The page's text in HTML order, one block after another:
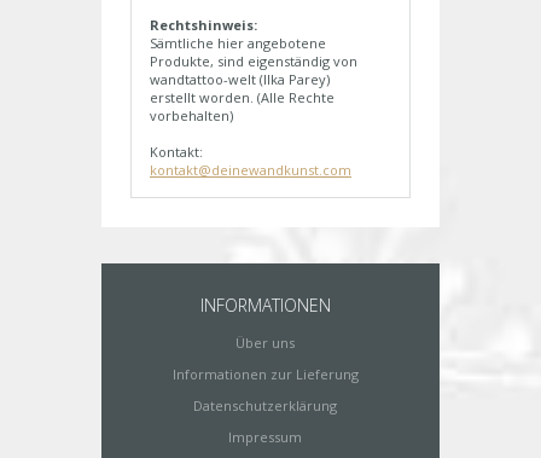
Rechtshinweis:
Sämtliche hier angebotene
Produkte, sind eigenständig von
wandtattoo-welt (Ilka Parey)
erstellt worden. (Alle Rechte
vorbehalten)
Kontakt:
kontakt@deinewandkunst.com
INFORMATIONEN
Über uns
Informationen zur Lieferung
Datenschutzerklärung
Impressum